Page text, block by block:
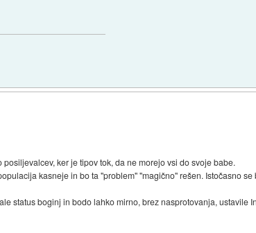
ker je tipov tok, da ne morejo vsi do svoje babe.
kasneje in bo ta "problem" "magično" rešen. Istočasno
status boginj in bodo lahko mirno, brez nasprotovanja, ustavile